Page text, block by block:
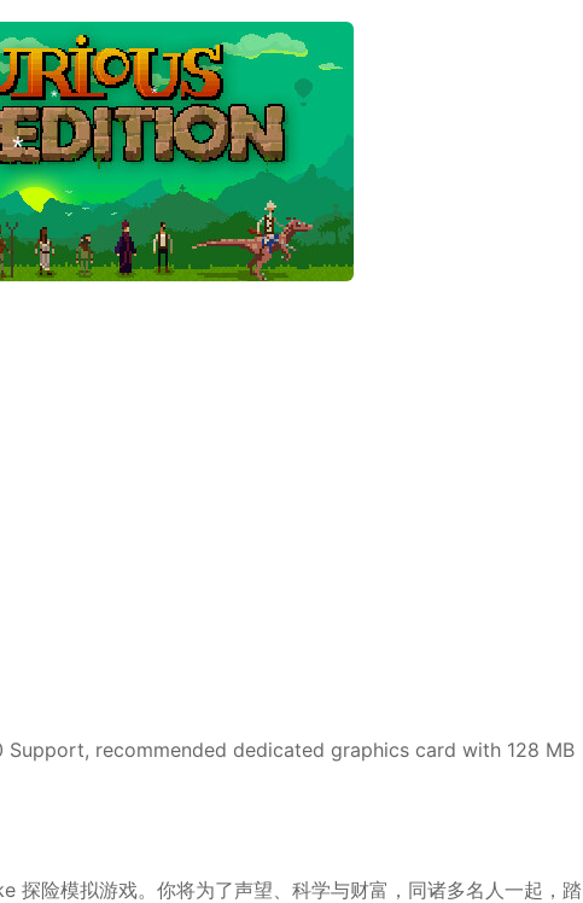
Support, recommended dedicated graphics card with 128 MB
探险模拟游戏。你将为了声望、科学与财富，同诸多名人一起，踏
*
*